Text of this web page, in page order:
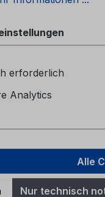
06/
MwSt. zzgl.
erforderlich
Analytics
Alle
Nur technisch